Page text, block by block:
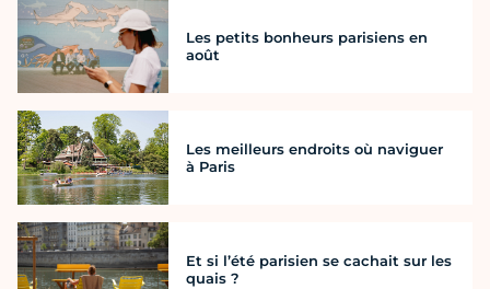
Les petits bonheurs parisiens en
août
Les meilleurs endroits où naviguer
à Paris
Et si l’été parisien se cachait sur les
quais ?